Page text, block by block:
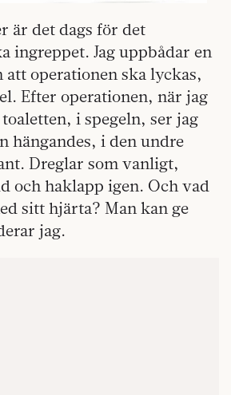
är det dags för det
ingreppet. Jag uppbådar en
operationen ska lyckas,
Efter operationen, när jag
i spegeln, ser jag
hängandes, i den undre
Dreglar som vanligt,
och haklapp igen. Och vad
sitt hjärta? Man kan ge
jag.